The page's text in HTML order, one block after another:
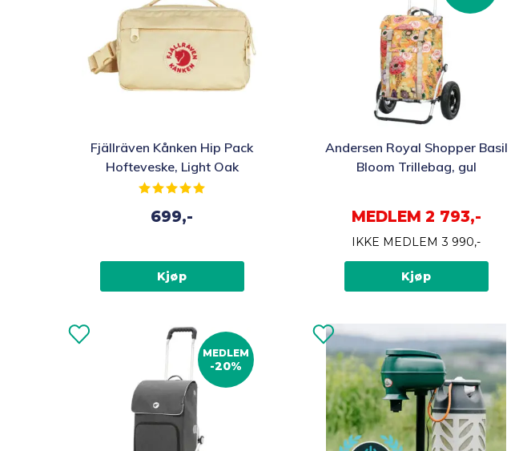
Fjällräven Kånken Hip Pack
Hofteveske, Light Oak
Karakter:
699,-
Kjøp
Andersen Royal Shopper Basil
Bloom Trillebag, gul
MEDLEM 2 793,-
IKKE MEDLEM 3 990,-
Kjøp
MEDLEM
-20%